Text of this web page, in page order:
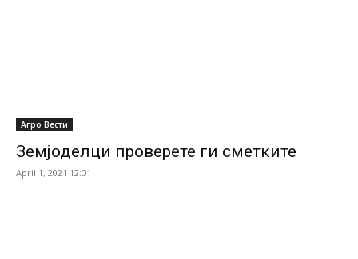
Агро Вести
Земјоделци проверете ги сметките
April 1, 2021 12:01